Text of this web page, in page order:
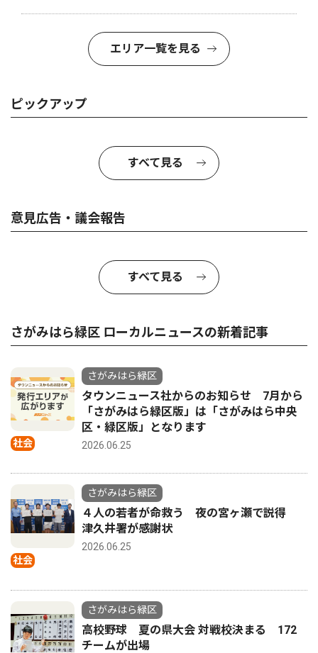
エリア一覧を見る
ピックアップ
すべて見る
意見広告・議会報告
すべて見る
さがみはら緑区 ローカルニュースの新着記事
社会
さがみはら緑区
タウンニュース社からのお知らせ 7月から
「さがみはら緑区版」は「さがみはら中央
区・緑区版」となります
2026.06.25
社会
さがみはら緑区
４人の若者が命救う 夜の宮ヶ瀬で説得
津久井署が感謝状
2026.06.25
さがみはら緑区
高校野球 夏の県大会 対戦校決まる 172
チームが出場